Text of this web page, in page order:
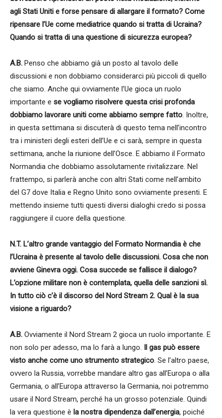
agli Stati Uniti e forse pensare di allargare il formato? Come
ripensare l’Ue come mediatrice quando si tratta di Ucraina?
Quando si tratta di una questione di sicurezza europea?
A.B. Penso che abbiamo già un posto al tavolo delle
discussioni e non dobbiamo considerarci più piccoli di quello
che siamo. Anche qui ovviamente l’Ue gioca un ruolo
importante e se vogliamo risolvere questa crisi profonda
dobbiamo lavorare uniti come abbiamo sempre fatto . Inoltre,
in questa settimana si discuterà di questo tema nell’incontro
tra i ministeri degli esteri dell’Ue e ci sarà, sempre in questa
settimana, anche la riunione dell’Osce. E abbiamo il Formato
Normandia che dobbiamo assolutamente rivitalizzare. Nel
frattempo, si parlerà anche con altri Stati come nell’ambito
del G7 dove Italia e Regno Unito sono ovviamente presenti. E
mettendo insieme tutti questi diversi dialoghi credo si possa
raggiungere il cuore della questione.
N.T. L’altro grande vantaggio del Formato Normandia è che
l’Ucraina è presente al tavolo delle discussioni. Cosa che non
avviene Ginevra oggi. Cosa succede se fallisce il dialogo?
L’opzione militare non è contemplata, quella delle sanzioni sì.
In tutto ciò c’è il discorso del Nord Stream 2. Qual è la sua
visione a riguardo?
A.B. Ovviamente il Nord Stream 2 gioca un ruolo importante. E
non solo per adesso, ma lo farà a lungo. Il gas può essere
visto anche come uno strumento strategico . Se l’altro paese,
ovvero la Russia, vorrebbe mandare altro gas all’Europa o alla
Germania, o all’Europa attraverso la Germania, noi potremmo
usare il Nord Stream, perché ha un grosso potenziale. Quindi
la vera questione è la nostra dipendenza dall’energia, poiché